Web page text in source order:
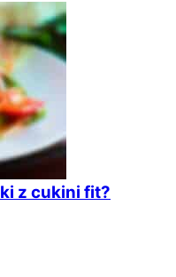
z cukini fit?